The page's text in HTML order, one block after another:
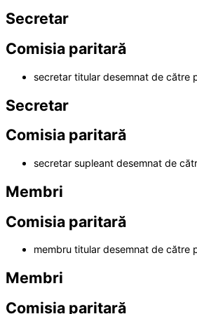
Secretar
Comisia paritară
secretar titular desemnat de către
Secretar
Comisia paritară
secretar supleant desemnat de
Membri
Comisia paritară
membru titular desemnat de către
Membri
Comisia paritară